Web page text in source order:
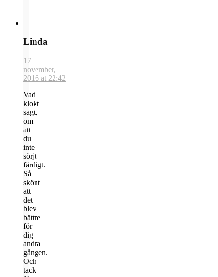
Linda
17
november,
2016 at 22:42
Vad
klokt
sagt,
om
att
du
inte
sörjt
färdigt.
Så
skönt
att
det
blev
bättre
för
dig
andra
gången.
Och
tack